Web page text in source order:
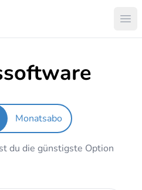
du die günstigste Option